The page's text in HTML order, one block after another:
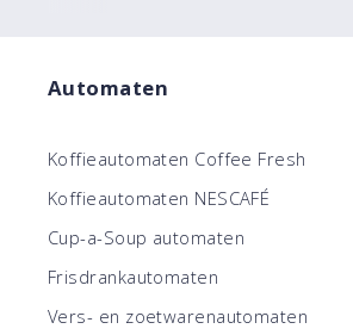
Automaten
Koffieautomaten Coffee Fresh
Koffieautomaten NESCAFÉ
Cup-a-Soup automaten
Frisdrankautomaten
Vers- en zoetwarenautomaten